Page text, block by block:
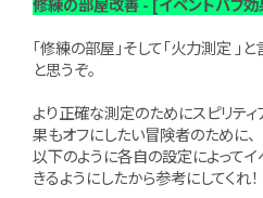
「修練の部屋」そして「火力測定 」
と思うぞ。
より正確な測定のためにスピリテ
果もオフにしたい冒険者のために、
以下のように各自の設定によって
きるようにしたから参考にしてくれ！